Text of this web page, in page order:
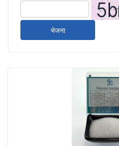
भेजना